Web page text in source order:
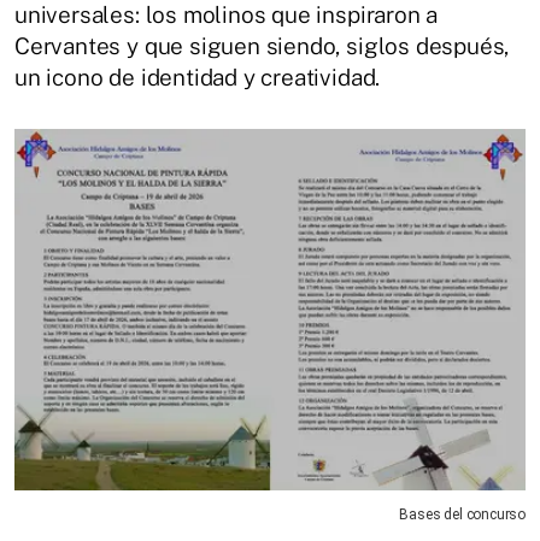
universales: los molinos que inspiraron a
Cervantes y que siguen siendo, siglos después,
un icono de identidad y creatividad.
Bases del concurso